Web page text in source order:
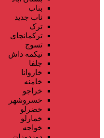
بناب
ناب جدید
ترک
ترکمانچای
تسوج
تیکمه داش
جلفا
خاروانا
خامنه
خراجو
خسروشهر
خضرلو
خمارلو
خواجه